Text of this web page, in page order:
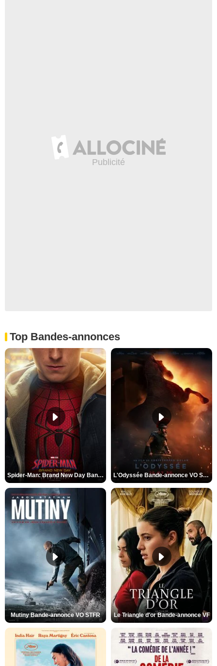
Top Bandes-annonces
Spider-Man: Brand New Day Bande-annonce VO STFR L'Odyssée Bande-annonce VO STFR
Mutiny Bande-annonce VO STFR Le Triangle d'or Bande-annonce VF